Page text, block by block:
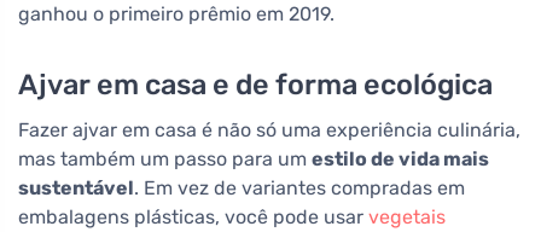
ganhou o primeiro prêmio em 2019.
Ajvar em casa e de forma ecológica
Fazer ajvar em casa é não só uma experiência culinária,
mas também um passo para um estilo de vida mais
sustentável. Em vez de variantes compradas em
embalagens plásticas, você pode usar vegetais